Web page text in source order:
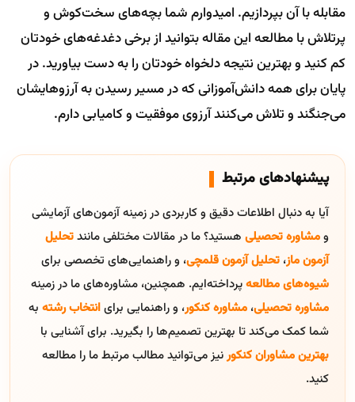
مقابله با آن بپردازیم. امیدوارم شما بچه‌های سخت‌کوش و
پرتلاش با مطالعه این مقاله بتوانید از برخی دغدغه‌های خودتان
کم کنید و بهترین نتیجه دلخواه خودتان را به دست بیاورید. در
پایان برای همه دانش‌آموزانی که در مسیر رسیدن به آرزوهایشان
می‌جنگند و تلاش می‌کنند آرزوی موفقیت و کامیابی دارم.
پیشنهادهای مرتبط
آیا به دنبال اطلاعات دقیق و کاربردی در زمینه آزمون‌های آزمایشی
ومشاوره تحصیلی هستید؟ ما در مقالات مختلفی مانندتحلیل
آزمون ماز، تحلیل آزمون قلمچی، و راهنمایی‌های تخصصی برای
شیوه‌های مطالعهپرداخته‌ایم. همچنین، مشاوره‌های ما در زمینه
مشاوره تحصیلی، مشاوره کنکور، و راهنمایی برایانتخاب رشته به
شما کمک می‌کند تا بهترین تصمیم‌ها را بگیرید. برای آشنایی با
بهترین مشاوران کنکورنیز می‌توانید مطالب مرتبط ما را مطالعه
کنید.